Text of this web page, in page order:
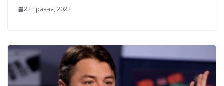
22 Травня, 2022